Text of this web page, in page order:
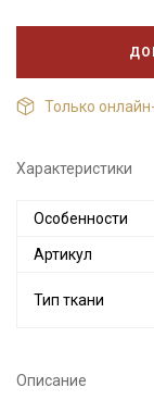
Только
Характеристики
Особенности
Артикул
Тип ткани
Описание